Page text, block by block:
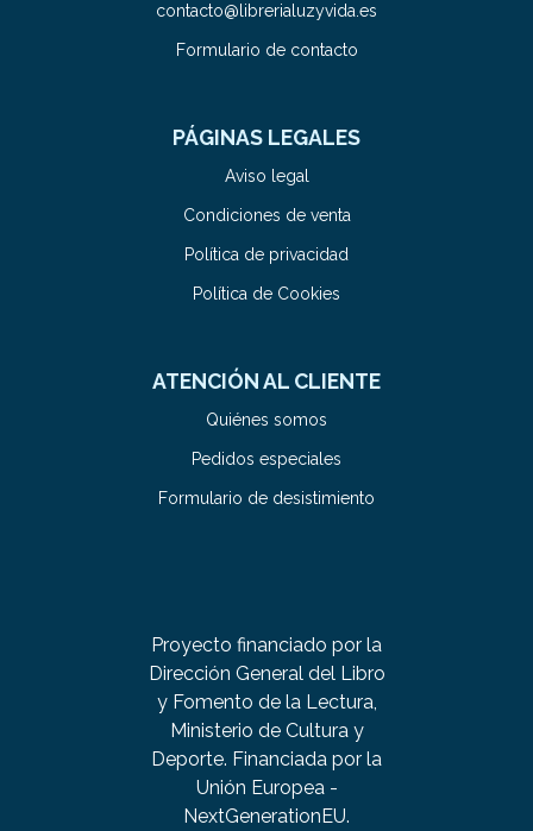
contacto@librerialuzyvida.es
Formulario de contacto
PÁGINAS LEGALES
Aviso legal
Condiciones de venta
Política de privacidad
Política de Cookies
ATENCIÓN AL CLIENTE
Quiénes somos
Pedidos especiales
Formulario de desistimiento
Proyecto financiado por la
Dirección General del Libro
y Fomento de la Lectura,
Ministerio de Cultura y
Deporte. Financiada por la
Unión Europea -
NextGenerationEU.